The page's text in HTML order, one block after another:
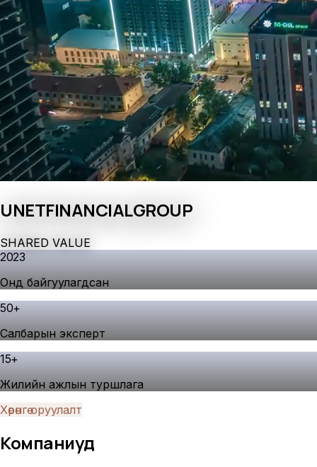
UNETFINANCIALGROUP
SHARED VALUE
2023
Онд байгуулагдсан
50+
Салбарын эксперт
15+
Жилийн ажлын туршлага
Хөрөнгө оруулалт
Компаниуд